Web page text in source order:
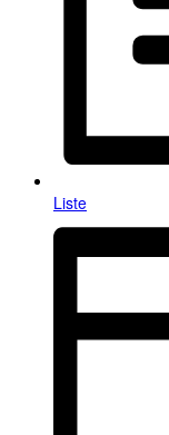
Liste